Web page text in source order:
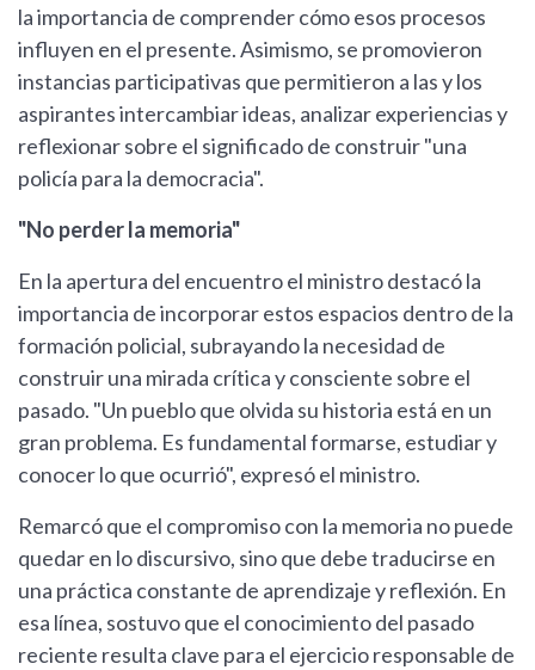
la importancia de comprender cómo esos procesos
influyen en el presente. Asimismo, se promovieron
instancias participativas que permitieron a las y los
aspirantes intercambiar ideas, analizar experiencias y
reflexionar sobre el significado de construir "una
policía para la democracia".
"No perder la memoria"
En la apertura del encuentro el ministro destacó la
importancia de incorporar estos espacios dentro de la
formación policial, subrayando la necesidad de
construir una mirada crítica y consciente sobre el
pasado. "Un pueblo que olvida su historia está en un
gran problema. Es fundamental formarse, estudiar y
conocer lo que ocurrió", expresó el ministro.
Remarcó que el compromiso con la memoria no puede
quedar en lo discursivo, sino que debe traducirse en
una práctica constante de aprendizaje y reflexión. En
esa línea, sostuvo que el conocimiento del pasado
reciente resulta clave para el ejercicio responsable de